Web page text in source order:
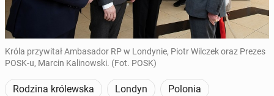
Króla przywitał Ambasador RP w Londynie, Piotr Wilczek oraz Prezes
POSK-u, Marcin Kalinowski. (Fot. POSK)
Rodzina królewska Londyn Polonia